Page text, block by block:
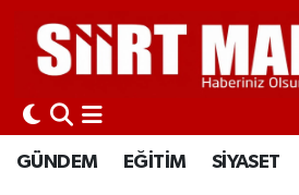
GÜNDEM EĞİTİM SİYASET
GÜNDEM
EĞİTİM
Siirt Nöbetçi Eczaneler
Siirt Hava Durumu